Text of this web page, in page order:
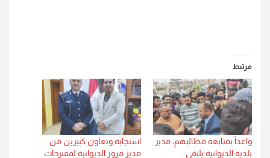
مرتبط
واعداً بمتابعة مطالبهم، مدير
بلدية الديوانية يلتقي
استجابة وتعاون كبيرين من
مدير مرور الديوانية لمقترحات